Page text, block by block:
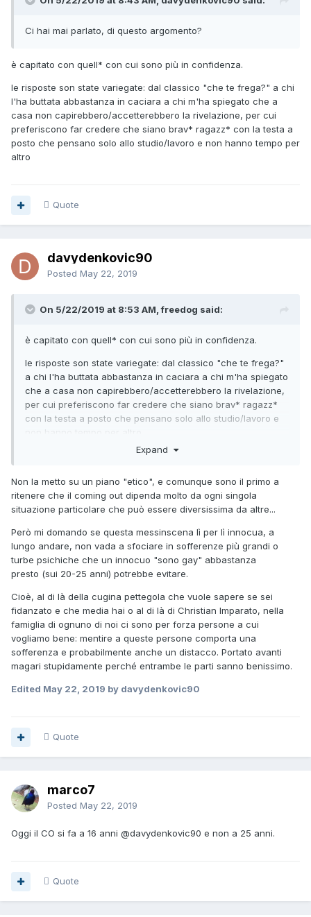
Ci hai mai parlato, di questo argomento?
è capitato con quell* con cui sono più in confidenza.
le risposte son state variegate: dal classico "che te frega?" a chi
l'ha buttata abbastanza in caciara a chi m'ha spiegato che a
casa non capirebbero/accetterebbero la rivelazione, per cui
preferiscono far credere che siano brav* ragazz* con la testa a
posto che pensano solo allo studio/lavoro e non hanno tempo per
altro
Quote
davydenkovic90
Posted May 22, 2019
On 5/22/2019 at 8:53 AM, freedog said:
è capitato con quell* con cui sono più in confidenza.
le risposte son state variegate: dal classico "che te frega?"
a chi l'ha buttata abbastanza in caciara a chi m'ha spiegato
che a casa non capirebbero/accetterebbero la rivelazione,
per cui preferiscono far credere che siano brav* ragazz*
con la testa a posto che pensano solo allo studio/lavoro e
non hanno tempo per altro
Expand
Non la metto su un piano "etico", e comunque sono il primo a
ritenere che il coming out dipenda molto da ogni singola
situazione particolare che può essere diversissima da altre...
Però mi domando se questa messinscena lì per lì innocua, a
lungo andare, non vada a sfociare in sofferenze più grandi o
turbe psichiche che un innocuo "sono gay" abbastanza
presto (sui 20-25 anni) potrebbe evitare.
Cioè, al di là della cugina pettegola che vuole sapere se sei
fidanzato e che media hai o al di là di Christian Imparato, nella
famiglia di ognuno di noi ci sono per forza persone a cui
vogliamo bene: mentire a queste persone comporta una
sofferenza e probabilmente anche un distacco. Portato avanti
magari stupidamente perché entrambe le parti sanno benissimo.
Edited May 22, 2019 by davydenkovic90
Quote
marco7
Posted May 22, 2019
Oggi il CO si fa a 16 anni @davydenkovic90 e non a 25 anni.
Quote